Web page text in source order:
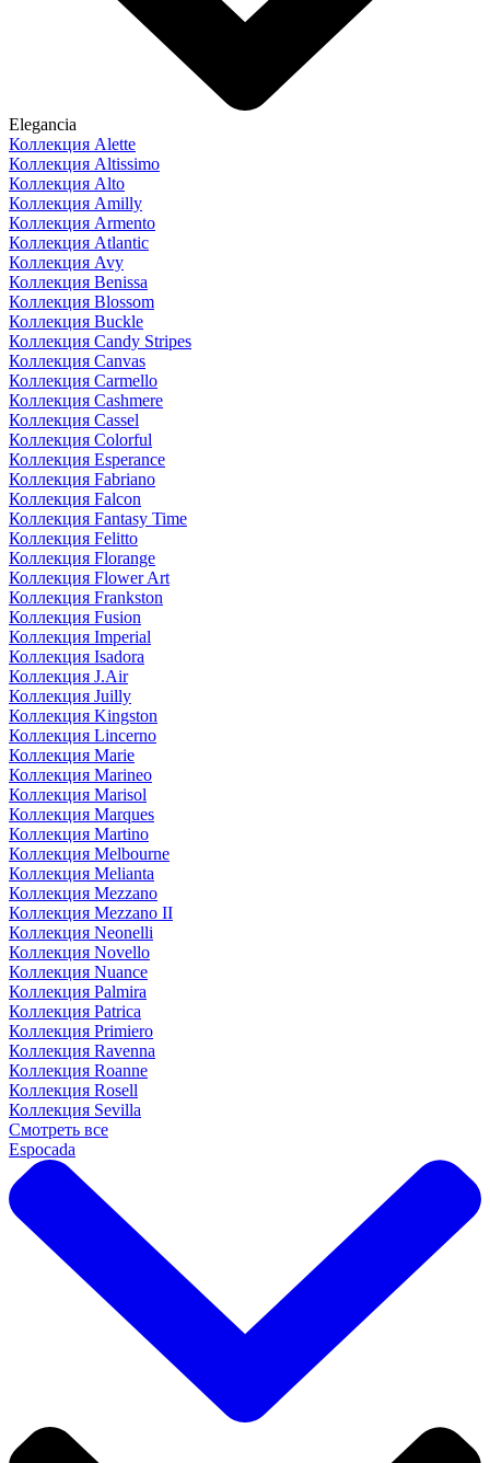
Elegancia
Коллекция Alette
Коллекция Altissimo
Коллекция Alto
Коллекция Amilly
Коллекция Armento
Коллекция Atlantic
Коллекция Avy
Коллекция Benissa
Коллекция Blossom
Коллекция Buckle
Коллекция Candy Stripes
Коллекция Canvas
Коллекция Carmello
Коллекция Cashmere
Коллекция Cassel
Коллекция Colorful
Коллекция Esperance
Коллекция Fabriano
Коллекция Falcon
Коллекция Fantasy Time
Коллекция Felitto
Коллекция Florange
Коллекция Flower Art
Коллекция Frankston
Коллекция Fusion
Коллекция Imperial
Коллекция Isadora
Коллекция J.Air
Коллекция Juilly
Коллекция Kingston
Коллекция Lincerno
Коллекция Marie
Коллекция Marineo
Коллекция Marisol
Коллекция Marques
Коллекция Martino
Коллекция Melbourne
Коллекция Melianta
Коллекция Mezzano
Коллекция Mezzano II
Коллекция Neonelli
Коллекция Novello
Коллекция Nuance
Коллекция Palmira
Коллекция Patrica
Коллекция Primiero
Коллекция Ravenna
Коллекция Roanne
Коллекция Rosell
Коллекция Sevilla
Смотреть все
Espocada